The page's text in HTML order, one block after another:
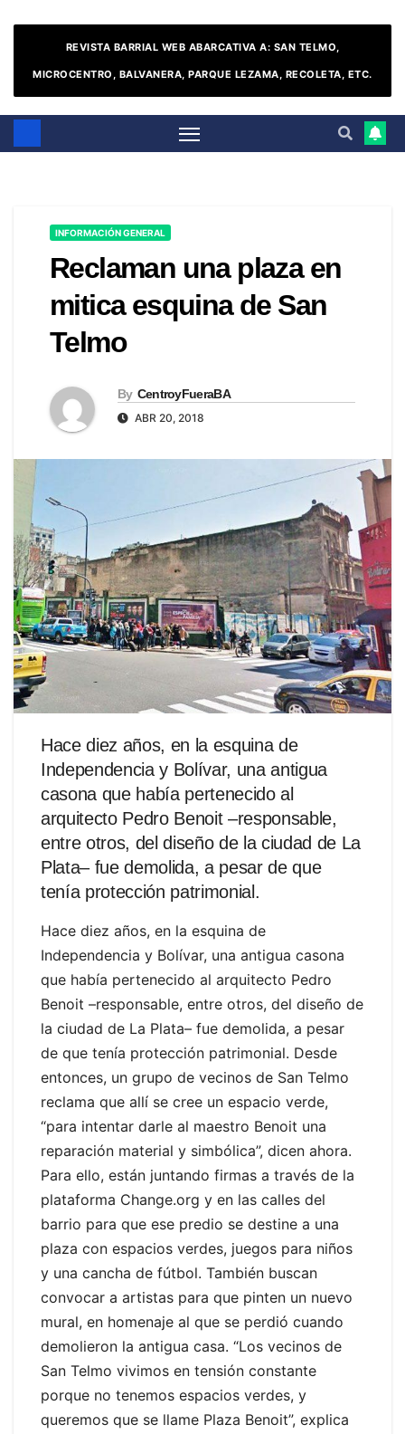
REVISTA BARRIAL WEB ABARCATIVA A: SAN TELMO,
MICROCENTRO, BALVANERA, PARQUE LEZAMA, RECOLETA, ETC.
INFORMACIÓN GENERAL
Reclaman una plaza en
mitica esquina de San
Telmo
By CentroyFueraBA
ABR 20, 2018
Hace diez años, en la esquina de
Independencia y Bolívar, una antigua
casona que había pertenecido al
arquitecto Pedro Benoit –responsable,
entre otros, del diseño de la ciudad de La
Plata– fue demolida, a pesar de que
tenía protección patrimonial.
Hace diez años, en la esquina de
Independencia y Bolívar, una antigua casona
que había pertenecido al arquitecto Pedro
Benoit –responsable, entre otros, del diseño de
la ciudad de La Plata– fue demolida, a pesar
de que tenía protección patrimonial. Desde
entonces, un grupo de vecinos de San Telmo
reclama que allí se cree un espacio verde,
“para intentar darle al maestro Benoit una
reparación material y simbólica”, dicen ahora.
Para ello, están juntando firmas a través de la
plataforma Change.org y en las calles del
barrio para que ese predio se destine a una
plaza con espacios verdes, juegos para niños
y una cancha de fútbol. También buscan
convocar a artistas para que pinten un nuevo
mural, en homenaje al que se perdió cuando
demolieron la antigua casa. “Los vecinos de
San Telmo vivimos en tensión constante
porque no tenemos espacios verdes, y
queremos que se llame Plaza Benoit”, explica